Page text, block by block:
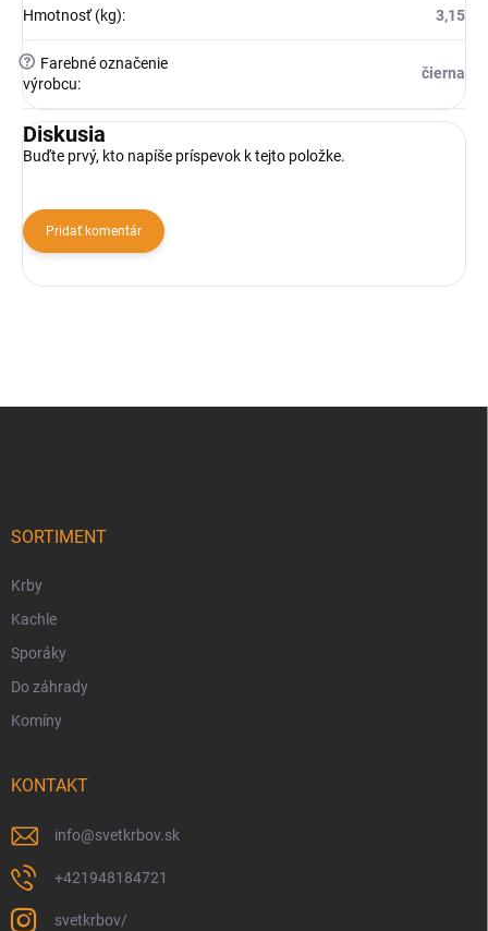
Hmotnosť (kg): 3,15
?
Farebné označenie
výrobcu:
čierna
Diskusia
Buďte prvý, kto napíše príspevok k tejto položke.
Pridať komentár
SORTIMENT
Krby
Kachle
Sporáky
Do záhrady
Komíny
KONTAKT
info@svetkrbov.sk
+421948184721
svetkrbov/